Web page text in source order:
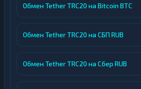
Обмен Tether TRC20 на Bitcoin BTC
Обмен Tether TRC20 на СБП RUB
Обмен Tether TRC20 на Сбер RUB